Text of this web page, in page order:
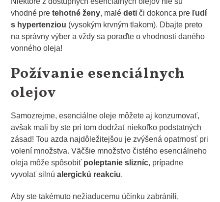
vhodné pretehotné ženy, malédetiči dokonca pre ľudí
s hypertenziou (vysokým krvným tlakom). Dbajte preto
na správny výber a vždy sa poraďte o vhodnosti daného
vonného oleja!
Požívanie esenciálnych
olejov
Samozrejme, esenciálne oleje môžete aj konzumovať,
avšak mali by ste pri tom dodržať niekoľko podstatných
zásad! Tou azda najdôležitejšou je zvýšená opatrnosť pri
volení množstva. Väčšie množstvo čistého esenciálneho
oleja môže spôsobiť poleptanie slizníc, prípadne
vyvolať silnúalergickú reakciu.
Aby ste takémuto nežiaducemu účinku zabránili,